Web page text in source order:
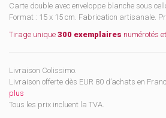
Carte double avec enveloppe blanche sous
Format : 15 x 15 cm. Fabrication artisanale.
Tirage unique 300 exemplaires numérotés
Livraison Colissimo.
Livraison offerte dès EUR 80 d’achats en
plus
Tous les prix incluent la TVA.